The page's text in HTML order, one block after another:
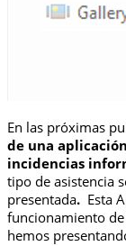
En las próximas
de una
incidencias
tipo de asistencia
presentada. Esta
funcionamiento
hemos